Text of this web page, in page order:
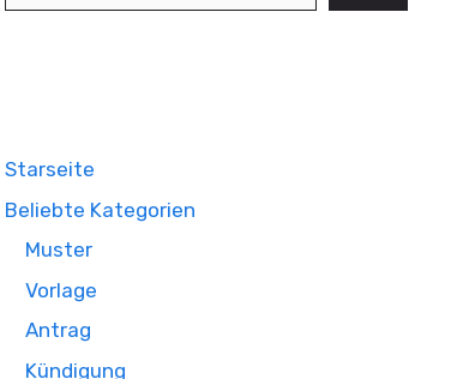
Starseite
Beliebte Kategorien
Muster
Vorlage
Antrag
Kündigung